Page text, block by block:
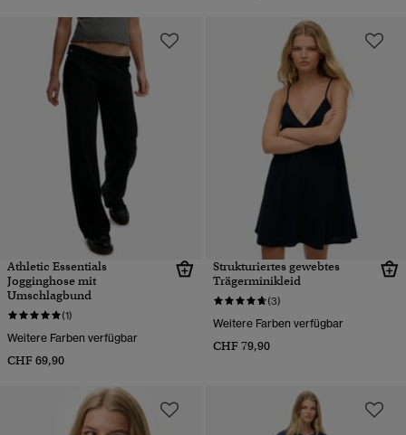
Athletic Essentials
Jogginghose mit
Umschlagbund
(1)
Weitere Farben verfügbar
CHF 69,90
Strukturiertes gewebtes
Trägerminikleid
(3)
Weitere Farben verfügbar
CHF 79,90